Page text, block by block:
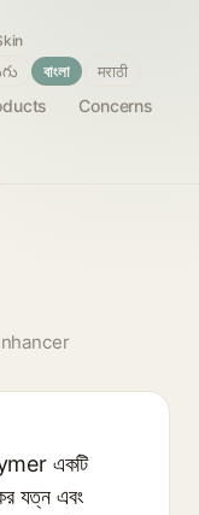
Concerns
বাংলা मराठी
একটি
যত্ন এবং